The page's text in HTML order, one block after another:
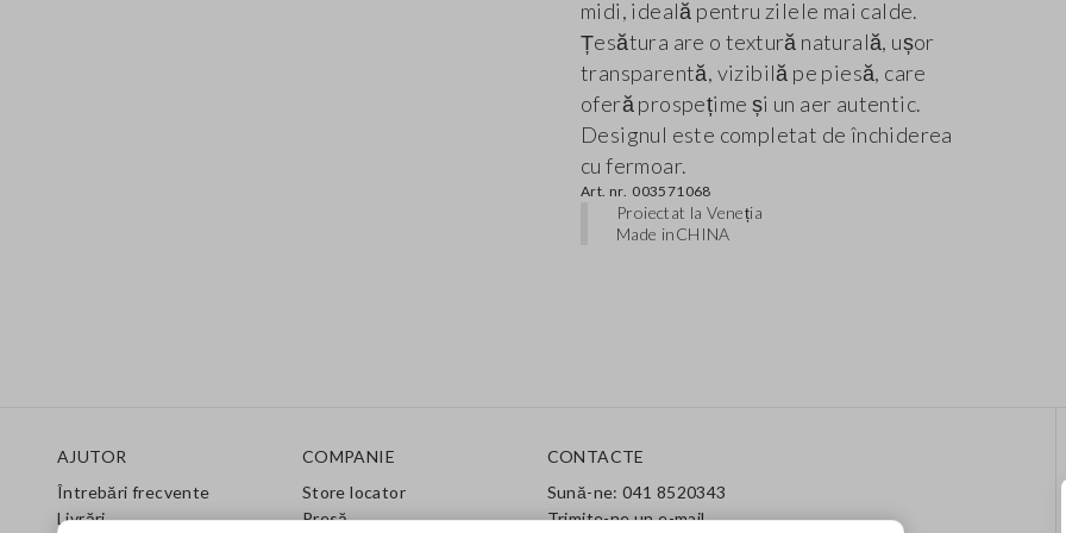
midi, ideală pentru zilele mai calde.
Țesătura are o textură naturală, ușor
transparentă, vizibilă pe piesă, care
oferă prospețime și un aer autentic.
Designul este completat de închiderea
cu fermoar.
Art. nr. 003571068
Proiectat la Veneția
Made inCHINA
AJUTOR
Întrebări frecvente
Livrări
COMPANIE
Store locator
Presă
CONTACTE
Sună-ne: 041 8520343
Trimite-ne un e-mail